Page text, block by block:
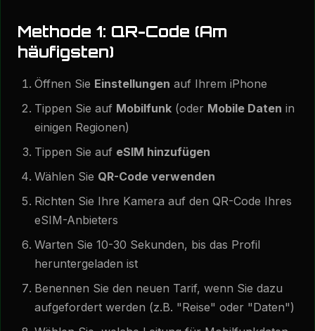
Methode 1: QR-Code (Am
häufigsten)
Öffnen Sie Einstellungen auf Ihrem iPhone
Tippen Sie auf Mobilfunk (oder Mobile Daten in
einigen Regionen)
Tippen Sie auf eSIM hinzufügen
Wählen Sie QR-Code verwenden
Richten Sie Ihre Kamera auf den QR-Code Ihres
eSIM-Anbieters
Warten Sie 10-30 Sekunden, bis das Profil
heruntergeladen ist
Benennen Sie den neuen Tarif, wenn Sie dazu
aufgefordert werden (z.B. "Reise" oder "Daten")